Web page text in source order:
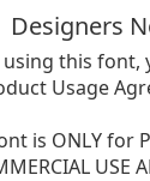
Designers
this font,
Usage
is ONLY for
USE